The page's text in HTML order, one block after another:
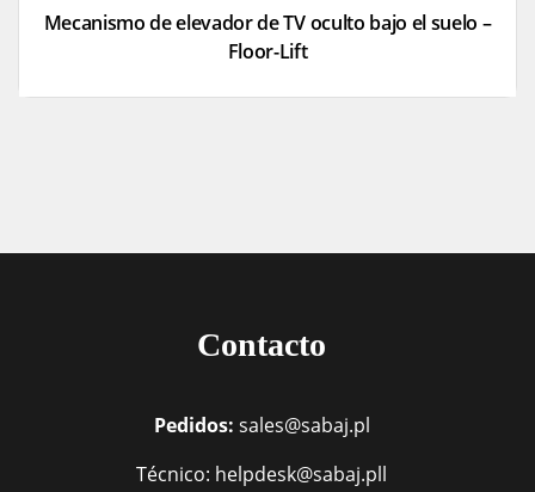
Mecanismo de elevador de TV oculto bajo el suelo –
Floor-Lift
Contacto
Pedidos: sales@sabaj.pl
Técnico: helpdesk@sabaj.pll